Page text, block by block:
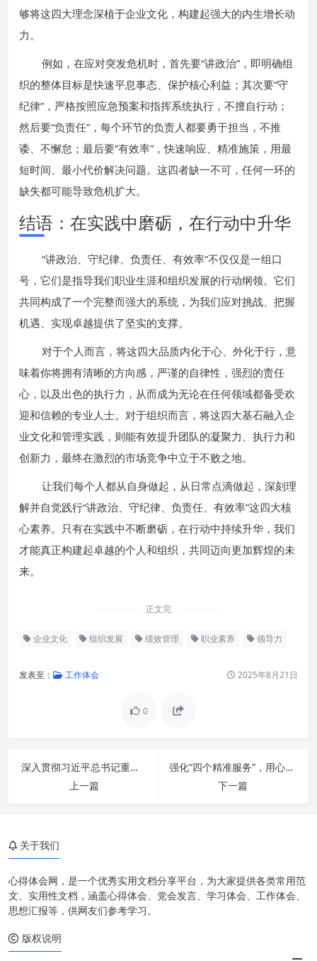
够将这四大理念深植于企业文化，构建起强大的内生增长动
力。
例如，在应对突发危机时，首先要“讲政治”，即明确组
织的整体目标是快速平息事态、保护核心利益；其次要“守
纪律”，严格按照应急预案和指挥系统执行，不擅自行动；
然后要“负责任”，每个环节的负责人都要勇于担当，不推
诿、不懈怠；最后要“有效率”，快速响应、精准施策，用最
短时间、最小代价解决问题。这四者缺一不可，任何一环的
缺失都可能导致危机扩大。
结语：在实践中磨砺，在行动中升华
“讲政治、守纪律、负责任、有效率”不仅仅是一组口
号，它们是指导我们职业生涯和组织发展的行动纲领。它们
共同构成了一个完整而强大的系统，为我们应对挑战、把握
机遇、实现卓越提供了坚实的支撑。
对于个人而言，将这四大品质内化于心、外化于行，意
味着你将拥有清晰的方向感，严谨的自律性，强烈的责任
心，以及出色的执行力，从而成为无论在任何领域都备受欢
迎和信赖的专业人士。对于组织而言，将这四大基石融入企
业文化和管理实践，则能有效提升团队的凝聚力、执行力和
创新力，最终在激烈的市场竞争中立于不败之地。
让我们每个人都从自身做起，从日常点滴做起，深刻理
解并自觉践行“讲政治、守纪律、负责任、有效率”这四大核
心素养。只有在实践中不断磨砺，在行动中持续升华，我们
才能真正构建起卓越的个人和组织，共同迈向更加辉煌的未
来。
正文完
企业文化 组织发展 绩效管理 职业素养 领导力
发表至： 工作体会 2025年8月21日
0
深入贯彻习近平总书记重要指示精神 着力推动办公室工作迈上新台阶
上一篇
强化“四个精准服务”，用心用情做好新时代老干部工作
下一篇
引言：卓越之路的四大核心密码
守纪律：规范行为，筑牢底线的
有效率：精益求精，成果导向的
利器
四位一体，协同增效的强大引擎
关于我们
心得体会网，是一个优秀实用文档分享平台，为大家提供各类常用范
文、实用性文档，涵盖心得体会、党会发言、学习体会、工作体会、
思想汇报等，供网友们参考学习。
版权说明